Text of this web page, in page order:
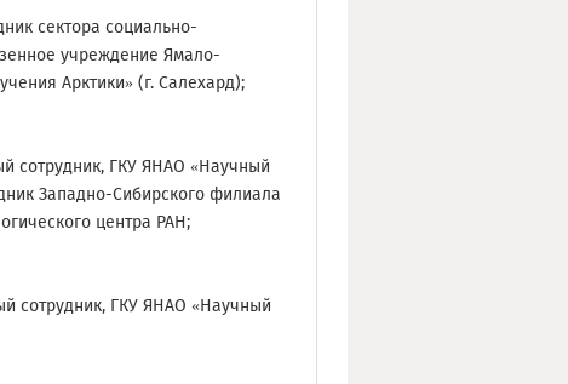
сектора социально-
учреждение Ямало-
Арктики» (г. Салехард);
сотрудник, ГКУ ЯНАО «Научный
Западно-Сибирского филиала
центра РАН;
сотрудник, ГКУ ЯНАО «Научный